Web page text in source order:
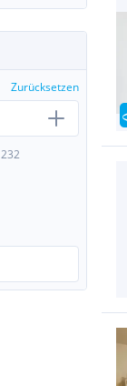
Zurücksetzen
232